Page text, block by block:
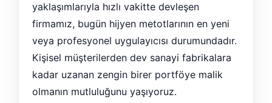
yaklaşımlarıyla hızlı vakitte devleşen
firmamız, bugün hijyen metotlarının en yeni
veya profesyonel uygulayıcısı durumundadır.
Kişisel müşterilerden dev sanayi fabrikalara
kadar uzanan zengin birer portföye malik
olmanın mutluluğunu yaşıyoruz.